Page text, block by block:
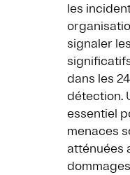
les
signaler
dans les
détection.
essentiel
menaces
atténuées